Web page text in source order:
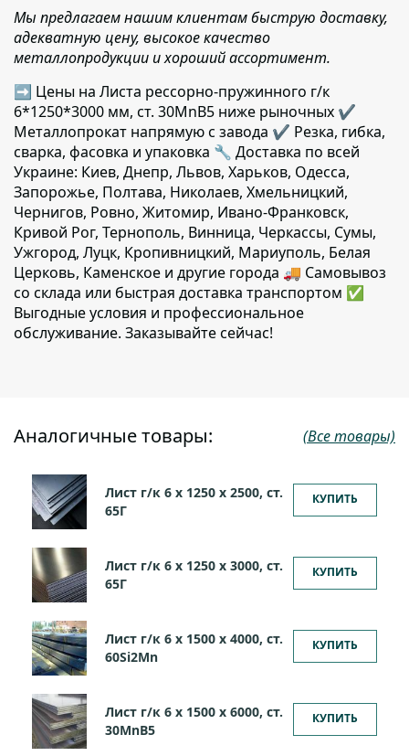
Мы предлагаем нашим клиентам быструю доставку,
адекватную цену, высокое качество
металлопродукции и хороший ассортимент.
➡ Цены на Листа рессорно-пружинного г/к
6*1250*3000 мм, cт. 30MnB5 ниже рыночных ✔️
Металлопрокат напрямую с завода ✔️ Резка, гибка,
сварка, фасовка и упаковка 🔧 Доставка по всей
Украине: Киев, Днепр, Львов, Харьков, Одесса,
Запорожье, Полтава, Николаев, Хмельницкий,
Чернигов, Ровно, Житомир, Ивано-Франковск,
Кривой Рог, Тернополь, Винница, Черкассы, Сумы,
Ужгород, Луцк, Кропивницкий, Мариуполь, Белая
Церковь, Каменское и другие города 🚚 Самовывоз
со склада или быстрая доставка транспортом ✅
Выгодные условия и профессиональное
обслуживание. Заказывайте сейчас!
Аналогичные товары: (Все товары)
Лист г/к 6 х 1250 х 2500, ст.
65Г
КУПИТЬ
Лист г/к 6 х 1250 х 3000, ст.
65Г
КУПИТЬ
Лист г/к 6 х 1500 х 4000, ст.
60Si2Mn
КУПИТЬ
Лист г/к 6 х 1500 х 6000, cт.
30MnB5
КУПИТЬ